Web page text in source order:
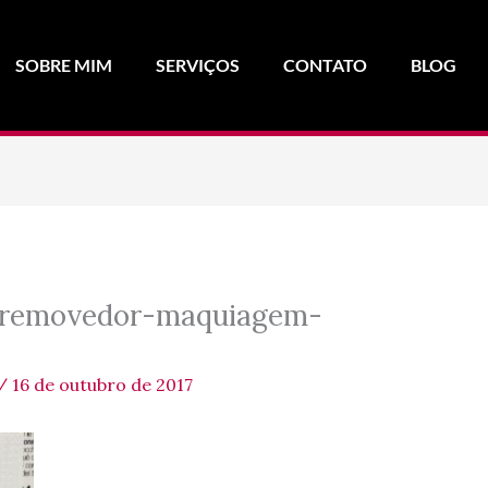
SOBRE MIM SERVIÇOS CONTATO BLOG
maquiagem-
/ 16 de outubro de 2017